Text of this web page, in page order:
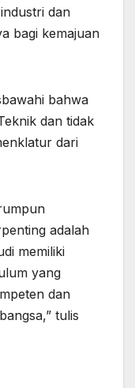
dan
bagi kemajuan
bahwa
dan tidak
dari
adalah
memiliki
yang
dan
tulis